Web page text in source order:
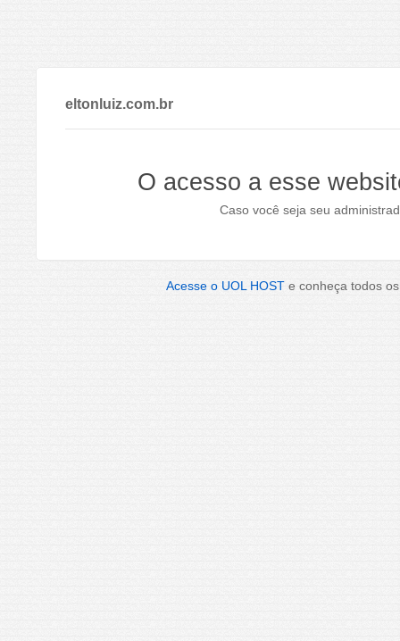
eltonluiz.com.br
O acesso a esse
Caso você seja seu
Acesse o UOL HOST e conheça todos